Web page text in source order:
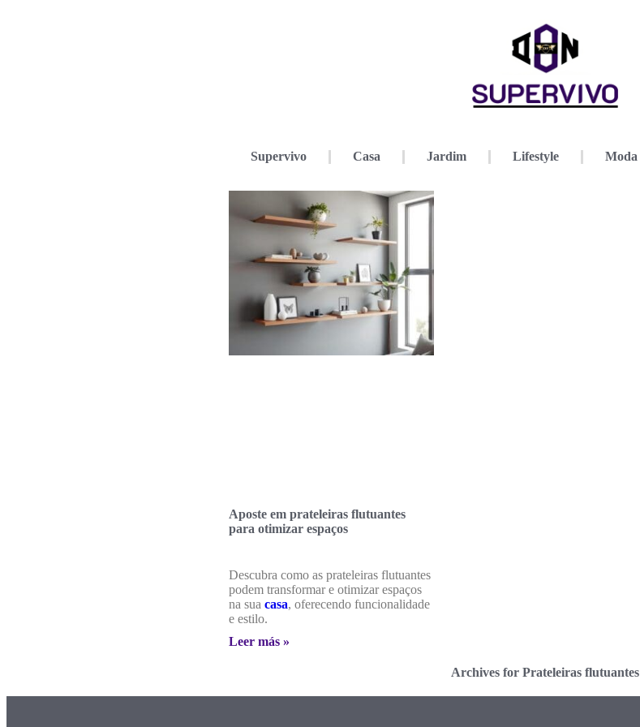
Supervivo Casa Jardim Lifestyle Moda
Aposte em prateleiras flutuantes
para otimizar espaços
Descubra como as prateleiras flutuantes
podem transformar e otimizar espaços
na sua casa, oferecendo funcionalidade
e estilo.
Leer más »
Archives for Prateleiras flutuantes